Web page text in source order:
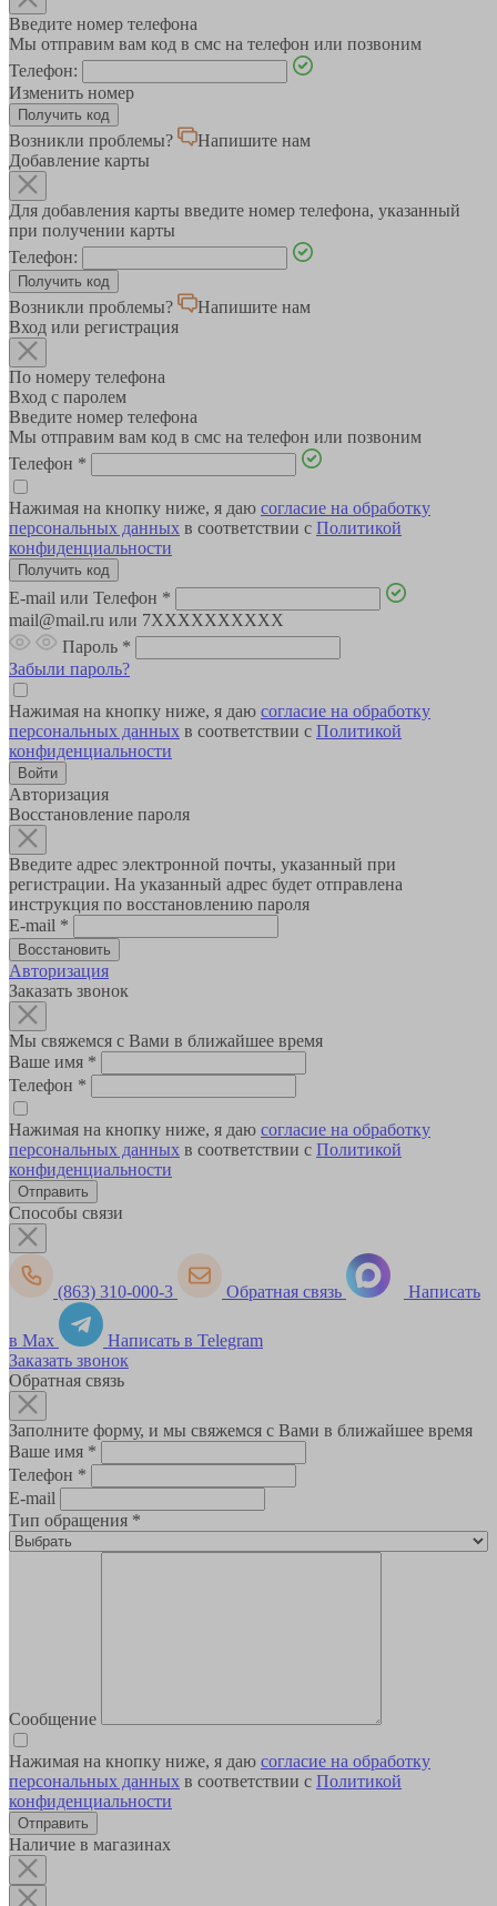
Введите номер телефона
Мы отправим вам код в смс на телефон или позвоним
Телефон:
Изменить номер
Возникли проблемы?
Напишите нам
Добавление карты
Для добавления карты введите номер телефона, указанный
при получении карты
Телефон:
Возникли проблемы?
Напишите нам
Вход или регистрация
По номеру телефона
Вход с паролем
Введите номер телефона
Мы отправим вам код в смс на телефон или позвоним
Телефон *
Нажимая на кнопку ниже, я даю согласие на обработку
персональных данных в соответствии с Политикой
конфиденциальности
E-mail или Телефон *
mail@mail.ru или 7XXXXXXXXXX
Пароль *
Забыли пароль?
Нажимая на кнопку ниже, я даю согласие на обработку
персональных данных в соответствии с Политикой
конфиденциальности
Авторизация
Восстановление пароля
Введите адрес электронной почты, указанный при
регистрации. На указанный адрес будет отправлена
инструкция по восстановлению пароля
E-mail *
Авторизация
Заказать звонок
Мы свяжемся с Вами в ближайшее время
Ваше имя *
Телефон *
Нажимая на кнопку ниже, я даю согласие на обработку
персональных данных в соответствии с Политикой
конфиденциальности
Способы связи
(863) 310-000-3 Обратная связь Написать
в Max
Написать в Telegram
Заказать звонок
Обратная связь
Заполните форму, и мы свяжемся с Вами в ближайшее время
Ваше имя *
Телефон *
E-mail
Тип обращения *
Сообщение
Нажимая на кнопку ниже, я даю согласие на обработку
персональных данных в соответствии с Политикой
конфиденциальности
Наличие в магазинах